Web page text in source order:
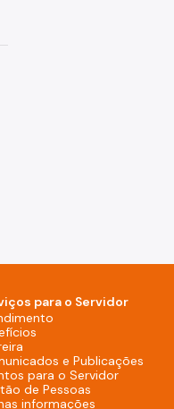
para o Servidor
e Publicações
para o Servidor
de Pessoas
informações